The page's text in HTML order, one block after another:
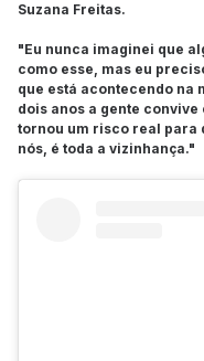
Suzana Freitas.
"Eu nunca imaginei que
como esse, mas eu
que está acontecendo na
dois anos a gente
tornou um risco real para
nós, é toda a vizinhança."